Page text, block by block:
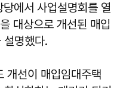
에서 사업설명회를 열
대상으로 개선된 매입
설명했다.
개선이 매입임대주택